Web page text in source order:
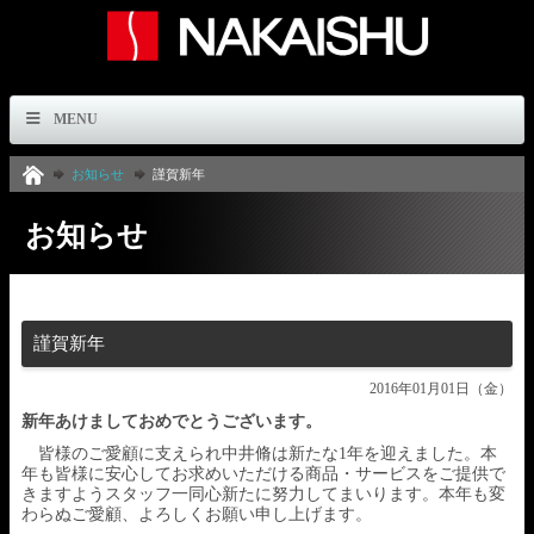
MENU
お知らせ 謹賀新年
お知らせ
謹賀新年
2016年01月01日（金）
新年あけましておめでとうございます。
皆様のご愛顧に支えられ中井脩は新たな1年を迎えました。本
年も皆様に安心してお求めいただける商品・サービスをご提供で
きますようスタッフ一同心新たに努力してまいります。本年も変
わらぬご愛顧、よろしくお願い申し上げます。